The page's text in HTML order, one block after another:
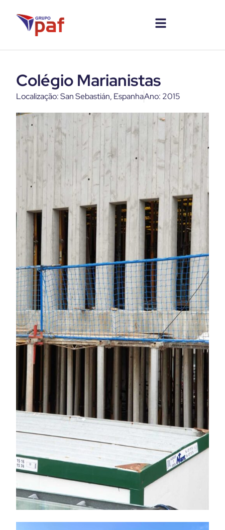
Colégio Marianistas
Localização: San Sebastián, EspanhaAno: 2015